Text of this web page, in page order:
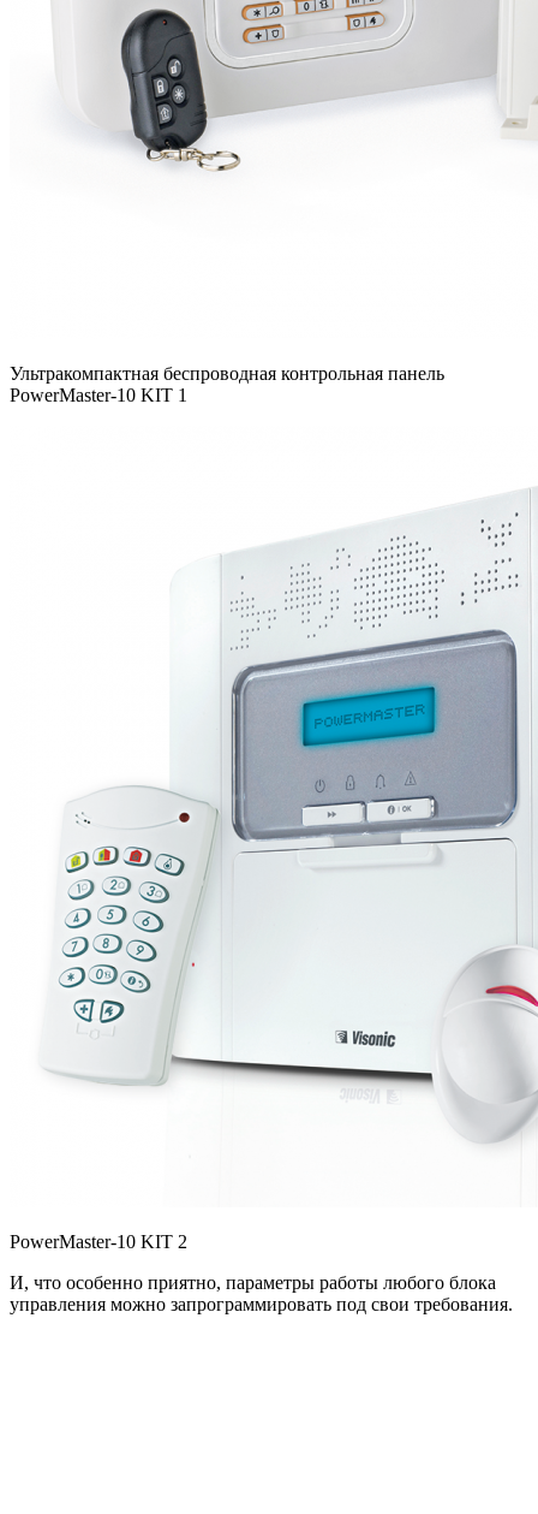
Ультракомпактная беспроводная контрольная панель
PowerMaster-10 KIT 1
PowerMaster-10 KIT 2
И, что особенно приятно, параметры работы любого блока
управления можно запрограммировать под свои требования.